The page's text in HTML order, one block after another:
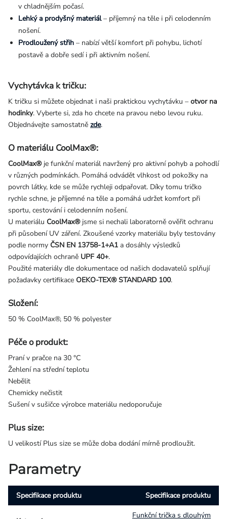
v chladnějším počasí.
Lehký a prodyšný materiál– příjemný na těle i při celodenním
nošení.
Prodloužený střih – nabízí větší komfort při pohybu, lichotí
postavě a dobře sedí i při aktivním nošení.
Vychytávka k tričku:
K tričku si můžete objednat i naši praktickou vychytávku – otvor na
hodinky. Vyberte si, zda ho chcete na pravou nebo levou ruku.
Objednávejte samostatně zde.
O materiálu CoolMax®:
CoolMax®je funkční materiál navržený pro aktivní pohyb a pohodlí
v různých podmínkách. Pomáhá odvádět vlhkost od pokožky na
povrch látky, kde se může rychleji odpařovat. Díky tomu tričko
rychle schne, je příjemné na těle a pomáhá udržet komfort při
sportu, cestování i celodenním nošení.
U materiálu CoolMax®jsme si nechali laboratorně ověřit ochranu
při působení UV záření. Zkoušené vzorky materiálu byly testovány
podle normy ČSN EN 13758-1+A1 a dosáhly výsledků
odpovídajících ochraně UPF 40+.
Použité materiály dle dokumentace od našich dodavatelů splňují
požadavky certifikace OEKO-TEX® STANDARD 100.
Složení:
50 % CoolMax®, 50 % polyester
Péče o produkt:
Praní v pračce na 30 °C
Žehlení na střední teplotu
Nebělit
Chemicky nečistit
Sušení v sušičce výrobce materiálu nedoporučuje
Plus size:
U velikostí Plus size se může doba dodání mírně prodloužit.
Parametry
Specifikace produktu Specifikace produktu
Funkční trička s dlouhým